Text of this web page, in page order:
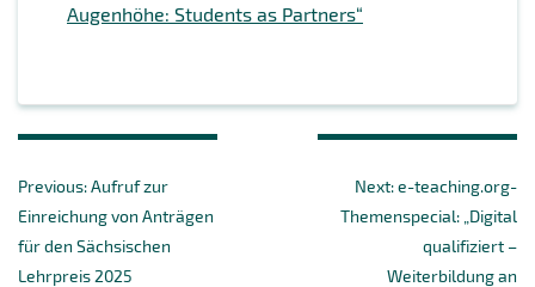
Augenhöhe: Students as Partners“
Previous: Previous
post:
Aufruf zur
Einreichung von Anträgen
für den Sächsischen
Lehrpreis 2025
Next:Next
post:
e-teaching.org-
Themenspecial: „Digital
qualifiziert –
Weiterbildung an